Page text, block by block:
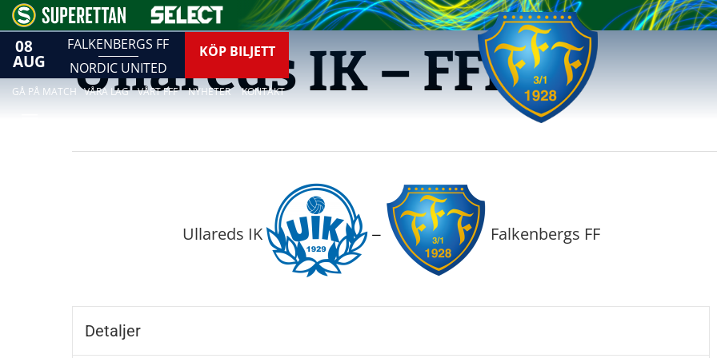
08
AUG
FALKENBERGS FF
NORDIC UNITED
KÖP BILJETT
GÅ PÅ MATCH VÅRA LAG VÅRT FFF NYHETER KONTAKT
Ullareds IK – FFF
Ullareds IK — Falkenbergs FF
Detaljer